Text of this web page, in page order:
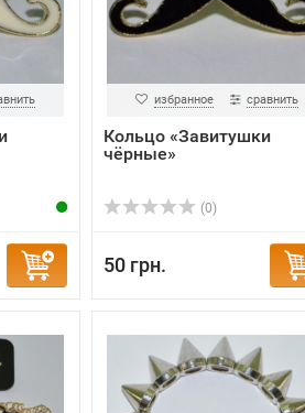
избранное сравнить
Кольцо «Завитушки
чёрные»
(0)
50 грн.